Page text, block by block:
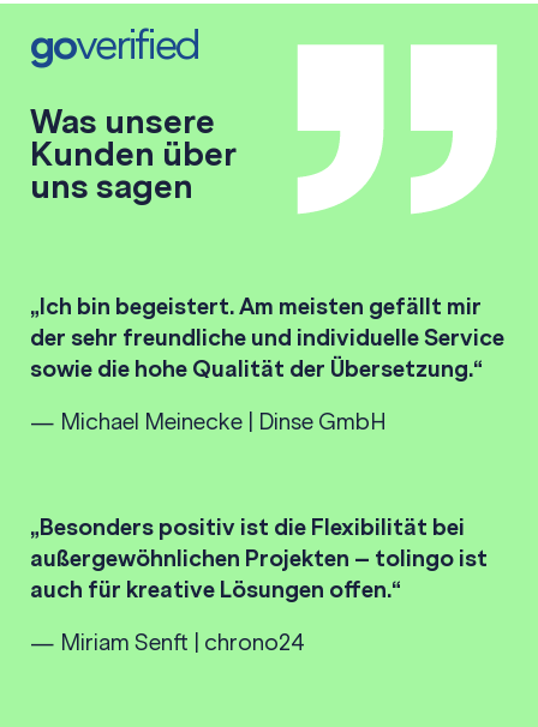
goverified
Was unsere
Kunden über
uns sagen
„Ich bin begeistert. Am meisten gefällt mir
der sehr freundliche und individuelle Service
sowie die hohe Qualität der Übersetzung.“
— Michael Meinecke | Dinse GmbH
„Besonders positiv ist die Flexibilität bei
außergewöhnlichen Projekten – tolingo ist
auch für kreative Lösungen offen.“
— Miriam Senft | chrono24